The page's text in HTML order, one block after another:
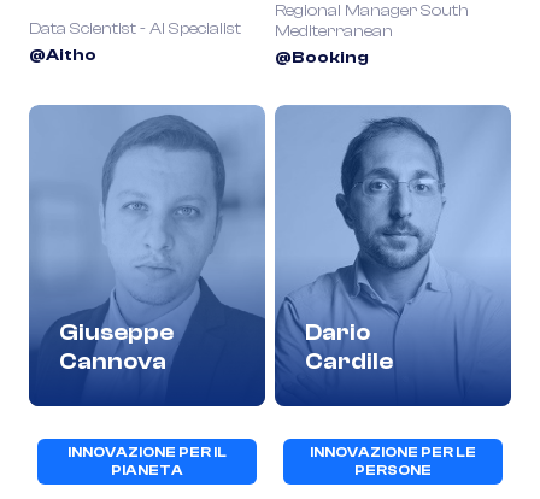
Data Scientist - AI Specialist
@Aitho
Regional Manager South
Mediterranean
@Booking
Giuseppe
Cannova
INNOVAZIONE PER IL
PIANETA
Dario
Cardile
INNOVAZIONE PER LE
PERSONE